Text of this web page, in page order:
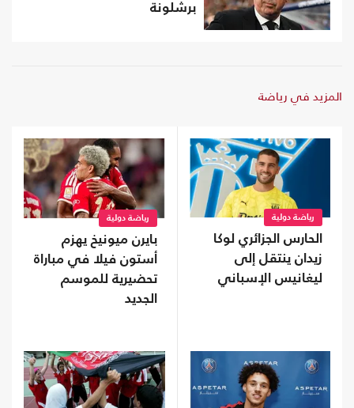
برشلونة
المزيد في رياضة
رياضة دولية
الحارس الجزائري لوكا
زيدان ينتقل إلى
ليغانيس الإسباني
رياضة دولية
بايرن ميونيخ يهزم
أستون فيلا في مباراة
تحضيرية للموسم
الجديد